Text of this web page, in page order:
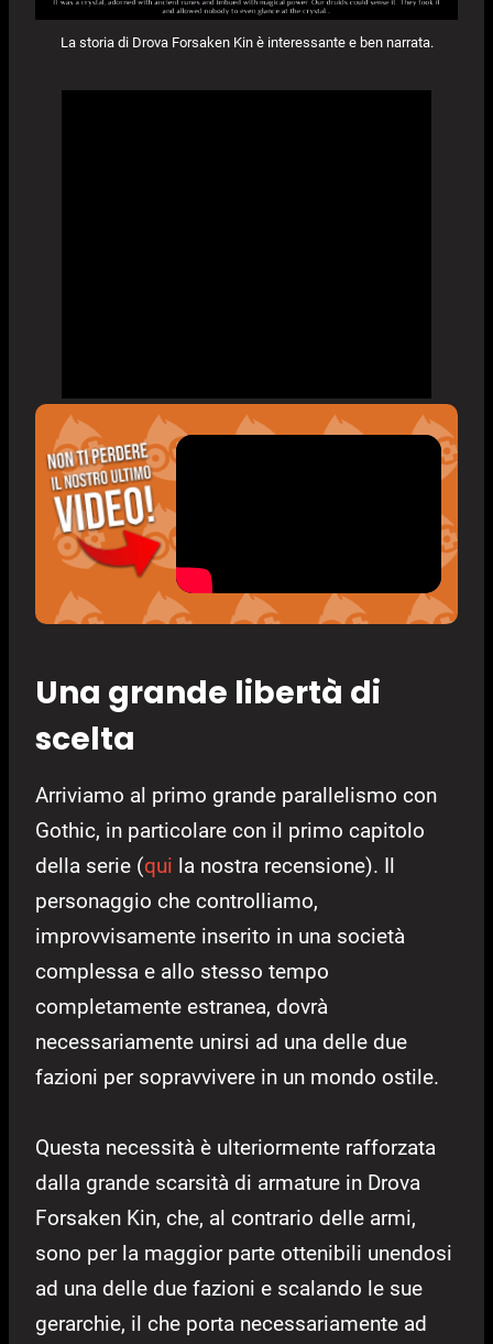
La storia di Drova Forsaken Kin è interessante e ben narrata.
Una grande libertà di
scelta
Arriviamo al primo grande parallelismo con
Gothic, in particolare con il primo capitolo
della serie (qui la nostra recensione). Il
personaggio che controlliamo,
improvvisamente inserito in una società
complessa e allo stesso tempo
completamente estranea, dovrà
necessariamente unirsi ad una delle due
fazioni per sopravvivere in un mondo ostile.
Questa necessità è ulteriormente rafforzata
dalla grande scarsità di armature in Drova
Forsaken Kin, che, al contrario delle armi,
sono per la maggior parte ottenibili unendosi
ad una delle due fazioni e scalando le sue
gerarchie, il che porta necessariamente ad